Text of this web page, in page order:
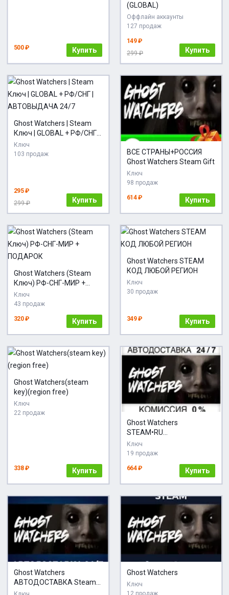
500 ₽ Купить
(GLOBAL)
Оффлайн аккаунты
127 продаж
149 ₽
299 ₽
Купить
Ghost Watchers | Steam
Ключ | GLOBAL + РФ/СНГ |
АВТОВЫДАЧА 24/7
Ключ
103 продаж
295 ₽
299 ₽
Купить
ВСЕ СТРАНЫ+РОССИЯ
Ghost Watchers Steam Gift
Ключ
98 продаж
614 ₽ Купить
Ghost Watchers (Steam
Ключ) РФ-СНГ-МИР +
ПОДАРОК
Ключ
43 продаж
320 ₽ Купить
Ghost Watchers STEAM
КОД ЛЮБОЙ РЕГИОН
Ключ
30 продаж
349 ₽ Купить
Ghost Watchers(steam
key)(region free)
Ключ
22 продаж
338 ₽ Купить
Ghost Watchers
STEAM•RU
АВТОДОСТАВКА
Ключ
19 продаж
664 ₽ Купить
Ghost Watchers
АВТОДОСТАВКА Steam
Россия
Ghost Watchers
Ключ
12 продаж